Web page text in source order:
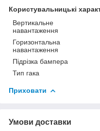
Користувальницькі
Вертикальне
навантаження
Горизонтальна
навантаження
Підрізка бампера
Тип гака
Приховати
Умови доставки